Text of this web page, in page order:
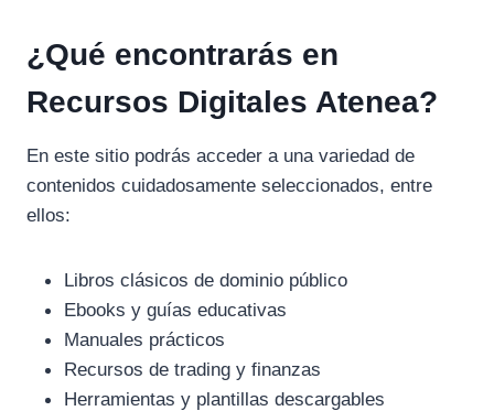
¿Qué encontrarás en
Recursos Digitales Atenea?
En este sitio podrás acceder a una variedad de
contenidos cuidadosamente seleccionados, entre
ellos:
Libros clásicos de dominio público
Ebooks y guías educativas
Manuales prácticos
Recursos de trading y finanzas
Herramientas y plantillas descargables